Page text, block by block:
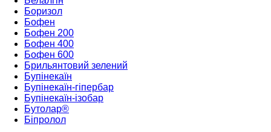
Боризол
Бофен
Бофен 200
Бофен 400
Бофен 600
Брильянтовий зелений
Бупінекаїн
Бупінекаїн-гіпербар
Бупінекаїн-ізобар
Бутолар®
Біпролол